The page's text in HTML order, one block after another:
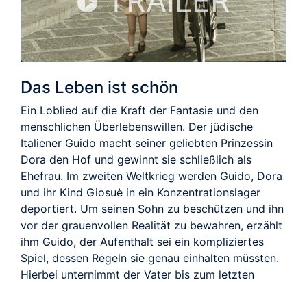
Das Leben ist schön
Ein Loblied auf die Kraft der Fantasie und den
menschlichen Überlebenswillen. Der jüdische
Italiener Guido macht seiner geliebten Prinzessin
Dora den Hof und gewinnt sie schließlich als
Ehefrau. Im zweiten Weltkrieg werden Guido, Dora
und ihr Kind Giosuè in ein Konzentrationslager
deportiert. Um seinen Sohn zu beschützen und ihn
vor der grauenvollen Realität zu bewahren, erzählt
ihm Guido, der Aufenthalt sei ein kompliziertes
Spiel, dessen Regeln sie genau einhalten müssten.
Hierbei unternimmt der Vater bis zum letzten